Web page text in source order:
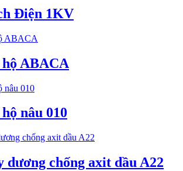
Điện 1KV
hộ ABACA
nâu 010
dương chống axit dầu A22